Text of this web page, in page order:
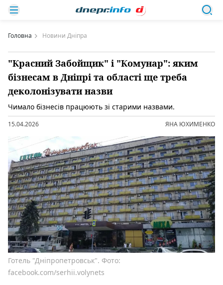
Головна Новини Дніпра
"Красний Забойщик" і "Комунар": яким
бізнесам в Дніпрі та області ще треба
деколонізувати назви
Чимало бізнесів працюють зі старими назвами.
15.04.2026 ЯНА ЮХИМЕНКО
Готель "Дніпропетровськ". Фото:
facebook.com/serhii.volynets